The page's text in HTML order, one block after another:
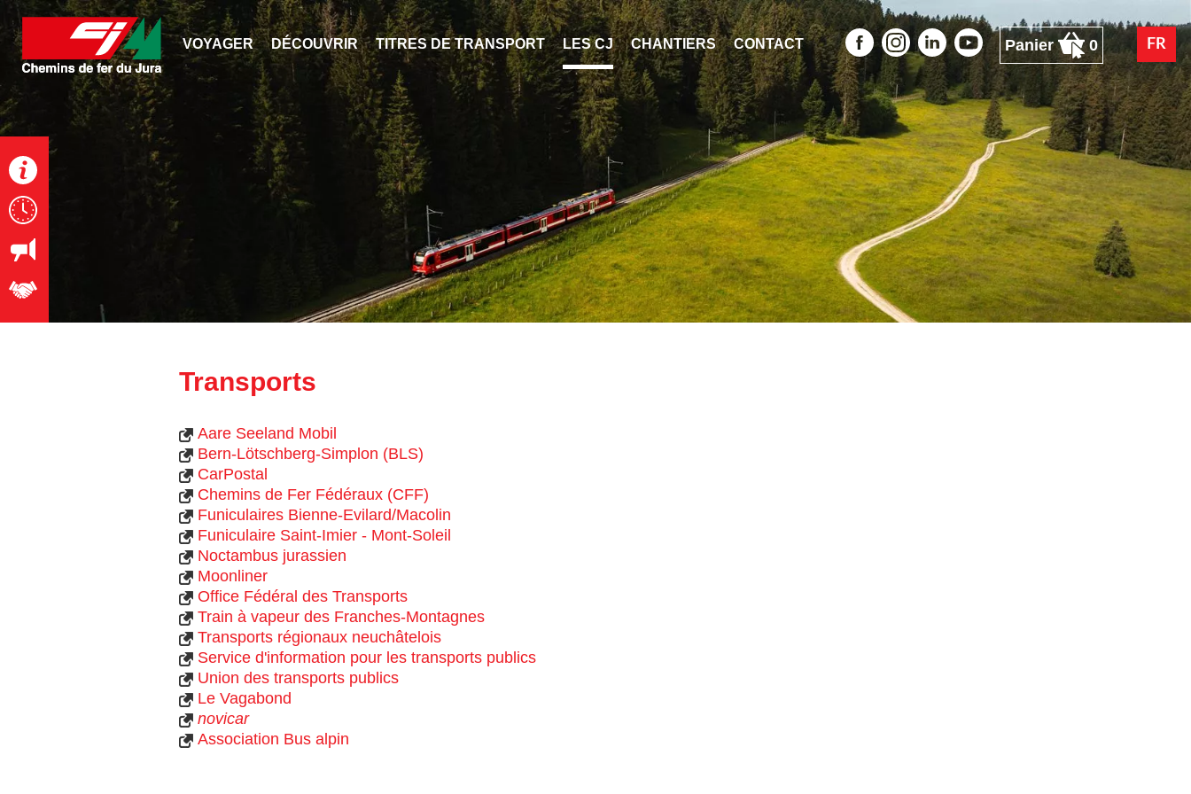
VOYAGER DÉCOUVRIR TITRES DE TRANSPORT LES CJ CHANTIERS CONTACT Panier 0 FR
Transports
Aare Seeland Mobil
Bern-Lötschberg-Simplon (BLS)
CarPostal
Chemins de Fer Fédéraux (CFF)
Funiculaires Bienne-Evilard/Macolin
Funiculaire Saint-Imier - Mont-Soleil
Noctambus jurassien
Moonliner
Office Fédéral des Transports
Train à vapeur des Franches-Montagnes
Transports régionaux neuchâtelois
Service d'information pour les transports publics
Union des transports publics
Le Vagabond
novicar
Association Bus alpin
Panneau de gestion des cookies